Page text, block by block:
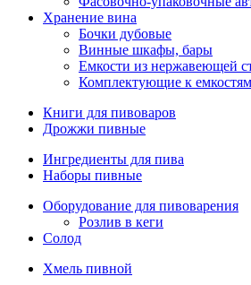
Хранение вина
Бочки дубовые
Винные шкафы, бары
Емкости из нержавеющей
Комплектующие к емкостям
Книги для пивоваров
Дрожжи пивные
Ингредиенты для пива
Наборы пивные
Оборудование для пивоварения
Розлив в кеги
Солод
Хмель пивной